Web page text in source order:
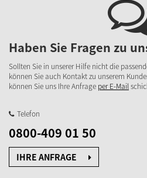
Haben Sie Fragen zu
Sollten Sie in unserer Hilfe nicht die
können Sie auch Kontakt zu unserem
können Sie uns Ihre Anfrage per E-Mail
Telefon
0800-409 01 50
IHRE ANFRAGE